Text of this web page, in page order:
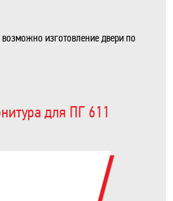
изготовление двери по
для ПГ 611